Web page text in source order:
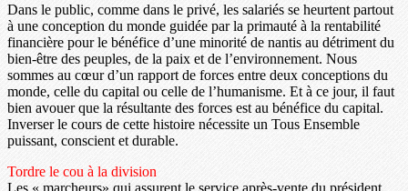
Dans le public, comme dans le privé, les salariés se heurtent partout
à une conception du monde guidée par la primauté à la rentabilité
financière pour le bénéfice d’une minorité de nantis au détriment du
bien-être des peuples, de la paix et de l’environnement. Nous
sommes au cœur d’un rapport de forces entre deux conceptions du
monde, celle du capital ou celle de l’humanisme. Et à ce jour, il faut
bien avouer que la résultante des forces est au bénéfice du capital.
Inverser le cours de cette histoire nécessite un Tous Ensemble
puissant, conscient et durable.
Tordre le cou à la division
Les « marcheurs» qui assurent le service après-vente du président,